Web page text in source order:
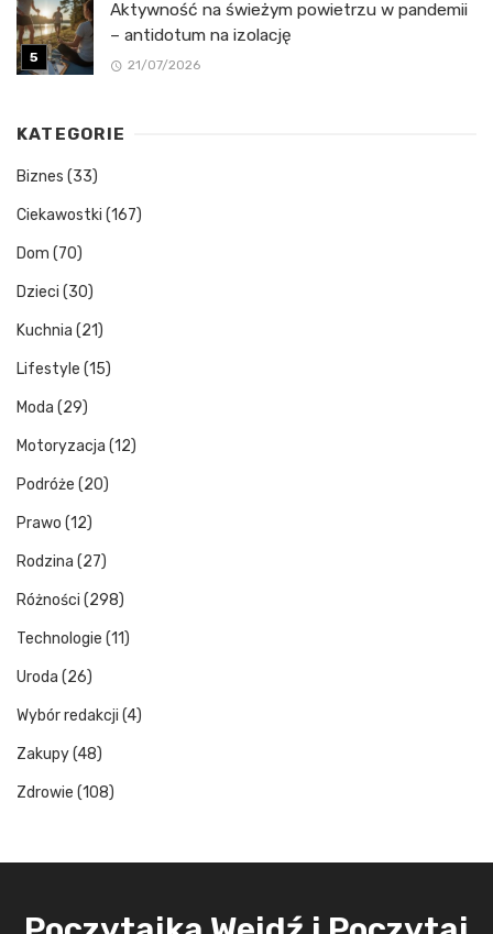
Aktywność na świeżym powietrzu w pandemii
– antidotum na izolację
21/07/2026
KATEGORIE
Biznes (33)
Ciekawostki (167)
Dom (70)
Dzieci (30)
Kuchnia (21)
Lifestyle (15)
Moda (29)
Motoryzacja (12)
Podróże (20)
Prawo (12)
Rodzina (27)
Różności (298)
Technologie (11)
Uroda (26)
Wybór redakcji (4)
Zakupy(48)
Zdrowie (108)